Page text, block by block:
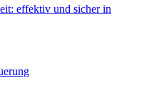
effektiv und sicher in